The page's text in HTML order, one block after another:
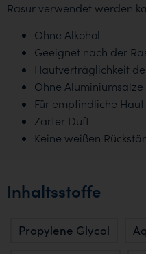
Rasur verwendet werden
Ohne Alkohol
Geeignet nach der
Hautverträglichkeit
Ohne Aluminiumsalze
Für empfindliche
Zarter Duft
Keine weißen
Inhaltsstoffe
Propylene Glycol